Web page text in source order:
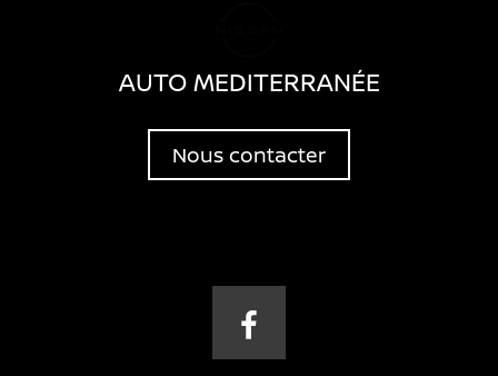
AUTO MEDITERRANÉE
Nous contacter